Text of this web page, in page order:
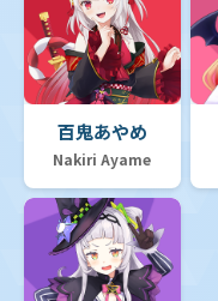
百鬼あやめ
Nakiri Ayame